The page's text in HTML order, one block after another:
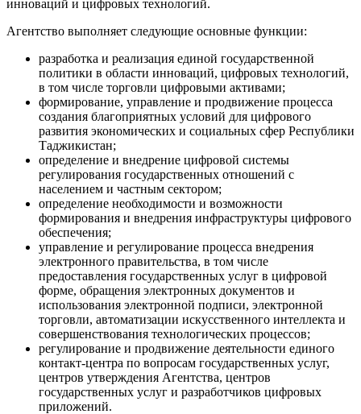
инноваций и цифровых технологий.
Агентство выполняет следующие основные функции:
разработка и реализация единой государственной
политики в области инноваций, цифровых технологий,
в том числе торговли цифровыми активами;
формирование, управление и продвижение процесса
создания благоприятных условий для цифрового
развития экономических и социальных сфер Республики
Таджикистан;
определение и внедрение цифровой системы
регулирования государственных отношений с
населением и частным сектором;
определение необходимости и возможности
формирования и внедрения инфраструктуры цифрового
обеспечения;
управление и регулирование процесса внедрения
электронного правительства, в том числе
предоставления государственных услуг в цифровой
форме, обращения электронных документов и
использования электронной подписи, электронной
торговли, автоматизации искусственного интеллекта и
совершенствования технологических процессов;
регулирование и продвижение деятельности единого
контакт-центра по вопросам государственных услуг,
центров утверждения Агентства, центров
государственных услуг и разработчиков цифровых
приложений.